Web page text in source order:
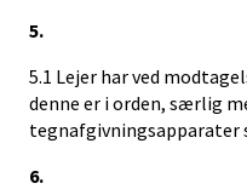
5.
5.1 Lejer har ved
denne er i orden, særlig
tegnafgivningsapparater
6.